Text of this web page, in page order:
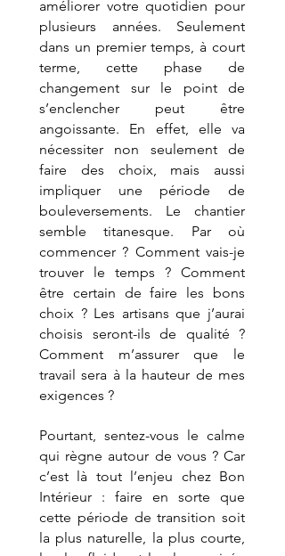
améliorer votre quotidien pour
plusieurs années. Seulement
dans un premier temps, à court
terme, cette phase de
changement sur le point de
s’enclencher peut être
angoissante. En effet, elle va
nécessiter non seulement de
faire des choix, mais aussi
impliquer une période de
bouleversements. Le chantier
semble titanesque. Par où
commencer ? Comment vais-je
trouver le temps ? Comment
être certain de faire les bons
choix ? Les artisans que j’aurai
choisis seront-ils de qualité ?
Comment m’assurer que le
travail sera à la hauteur de mes
exigences ?
Pourtant, sentez-vous le calme
qui règne autour de vous ? Car
c’est là tout l’enjeu chez Bon
Intérieur : faire en sorte que
cette période de transition soit
la plus naturelle, la plus courte,